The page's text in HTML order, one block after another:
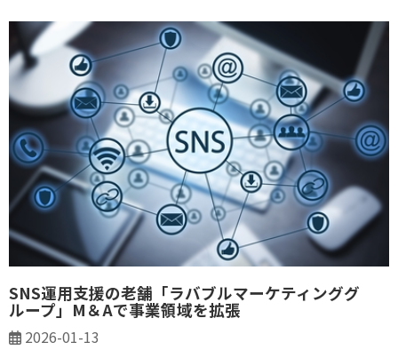
SNS運用支援の老舗「ラバブルマーケティンググ
ループ」M＆Aで事業領域を拡張
2026-01-13